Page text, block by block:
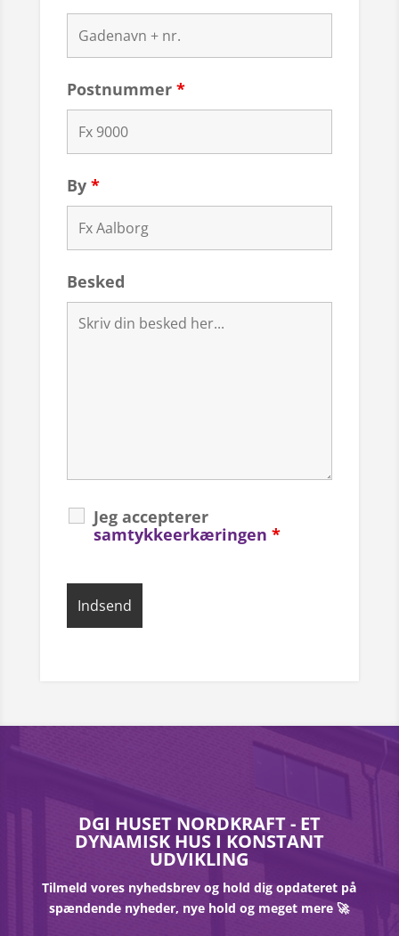
Postnummer *
By *
Besked
Jeg accepterer
samtykkeerkæringen *
DGI HUSET NORDKRAFT - ET
DYNAMISK HUS I KONSTANT
UDVIKLING
Tilmeld vores nyhedsbrev og hold dig opdateret på
spændende nyheder, nye hold og meget mere 🚀